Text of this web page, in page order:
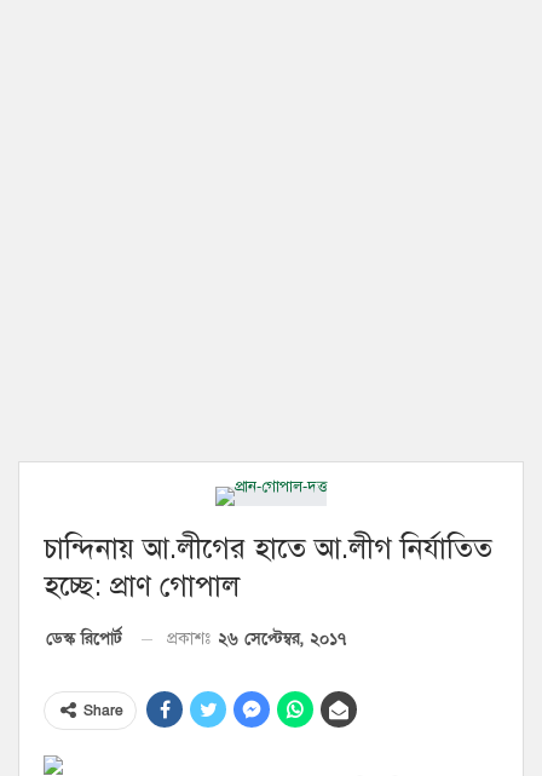
চান্দিনায় আ.লীগের হাতে আ.লীগ নির্যাতিত
হচ্ছে: প্রাণ গোপাল
ডেস্ক রিপোর্ট প্রকাশঃ ২৬ সেপ্টেম্বর, ২০১৭
Share